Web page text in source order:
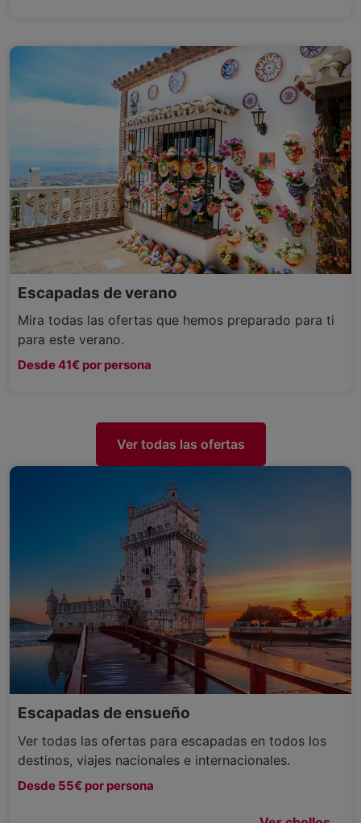
Escapadas de verano
Mira todas las ofertas que hemos preparado para ti
para este verano.
Desde 41€ por persona
Ver todas las ofertas
Escapadas de ensueño
Ver todas las ofertas para escapadas en todos los
destinos, viajes nacionales e internacionales.
Desde 55€ por persona